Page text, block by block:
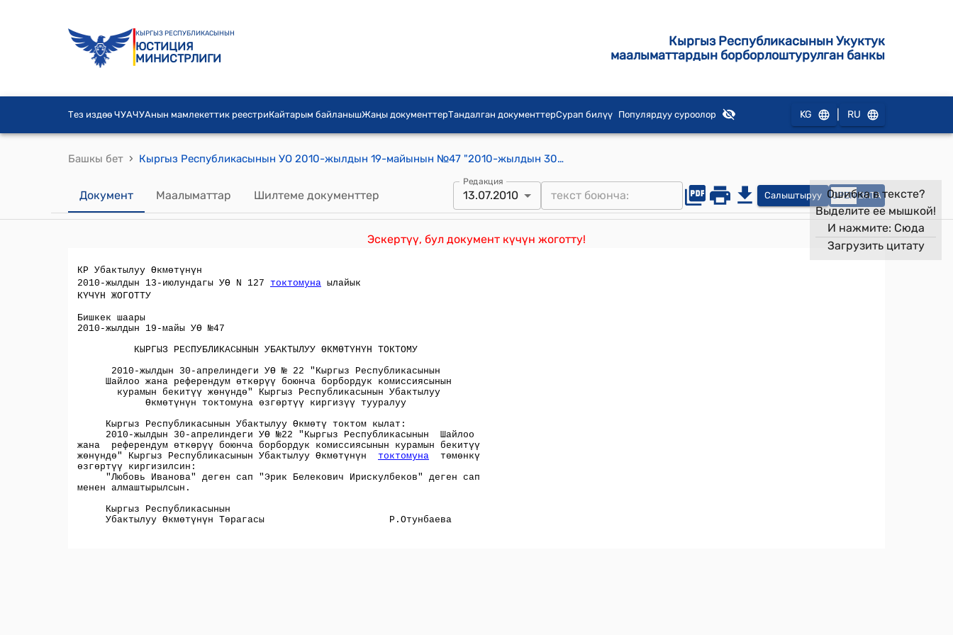
КЫРГЫЗ РЕСПУБЛИКАСЫНЫН
ЮСТИЦИЯ
МИНИСТРЛИГИ
Кыргыз Республикасынын Укуктук
маалыматтардын борборлоштурулган банкы
Тез издөө ЧУАЧУАнын мамлекеттик реестриКайтарым байланышЖаңы документтерТандалган документтерСурап билүү Популярдуу суроолор KG RU
Башкы бет › Кыргыз Республикасынын УО 2010-жылдын 19-майынын №47 "2010-жылдын 30-апрелиндеги УӨ № 22 "Кыргыз Республикасынын Шайлоо жана референдум өткөрүү боюнча борбордук комиссиясынын курамын бекитүү жөнүндө" Кыргыз Республикасынын Убактылуу Өкмөтүнүн токтомуна өзгөртүү киргизүү тууралуу" Токтому
Документ Маалыматтар Шилтеме документтер
Редакция
13.07.2010 Салыштыруу OPEN DATA
Эскертүү, бул документ күчүн жоготту!
Ошибка в тексте?
Выделите ее мышкой!
И нажмите: Сюда
Загрузить цитату